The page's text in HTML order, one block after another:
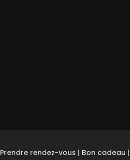
Prendre rendez-vous | Bon cadeau |